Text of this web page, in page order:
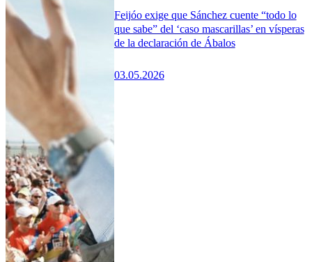
Feijóo exige que Sánchez cuente “todo lo
que sabe” del ‘caso mascarillas’ en vísperas
de la declaración de Ábalos
03.05.2026